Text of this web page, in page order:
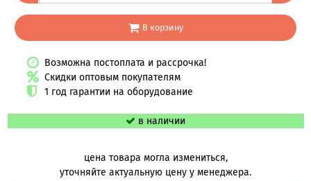
В корзину
Возможна постоплата и рассрочка!
Скидки оптовым покупателям
1 год гарантии на оборудование
в наличии
цена товара могла измениться,
уточняйте актуальную цену у менеджера.